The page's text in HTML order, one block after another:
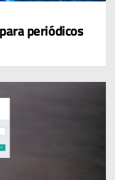
periódicos